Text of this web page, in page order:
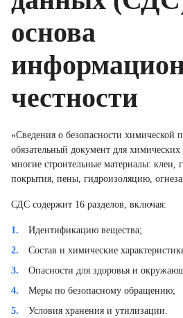
основа
честности
«Сведения о безопасности
обязательный документ для
многие строительные материалы: клеи,
покрытия, пены, гидроизоляцию,
СДС содержит 16 разделов, включая:
Идентификацию вещества;
Состав и химические
Опасности для здоровья и
Меры по безопасному обращению;
Условия хранения и утилизации.